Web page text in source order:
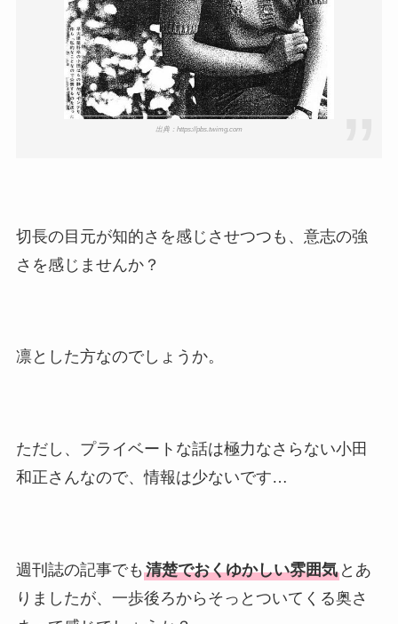
出典：https://pbs.twimg.com
切長の目元が知的さを感じさせつつも、意志の強
さを感じませんか？
凛とした方なのでしょうか。
ただし、プライベートな話は極力なさらない小田
和正さんなので、情報は少ないです…
週刊誌の記事でも 清楚でおくゆかしい雰囲気とあ
りましたが、一歩後ろからそっとついてくる奥さ